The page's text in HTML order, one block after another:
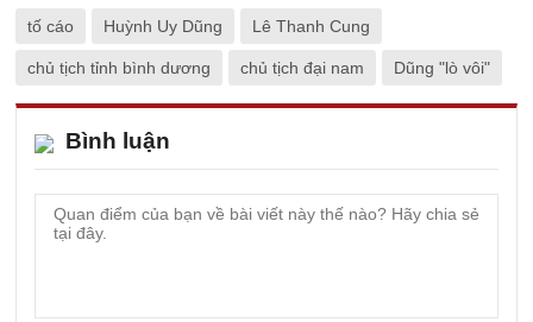
tố cáo Huỳnh Uy Dũng Lê Thanh Cung
chủ tịch tỉnh bình dương chủ tịch đại nam Dũng "lò vôi"
Bình luận